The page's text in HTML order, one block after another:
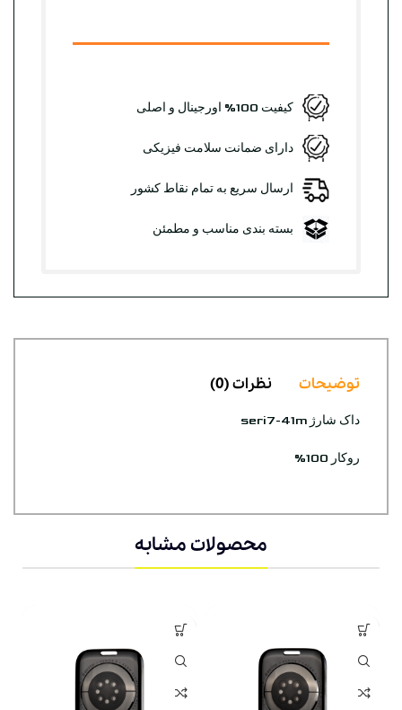
کیفیت 100% اورجینال و اصلی
دارای ضمانت سلامت فیزیکی
ارسال سریع به تمام نقاط کشور
بسته بندی مناسب و مطمئن
توضیحات نظرات (0)
داک شارژ seri7-41m
روکار 100%
محصولات مشابه